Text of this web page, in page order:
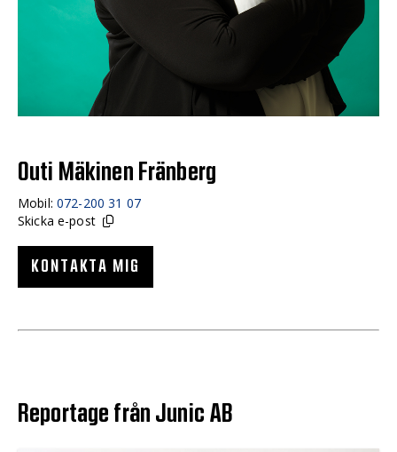
Outi Mäkinen Fränberg
Mobil: 072-200 31 07
Skicka e-post
KONTAKTA MIG
Reportage från Junic AB